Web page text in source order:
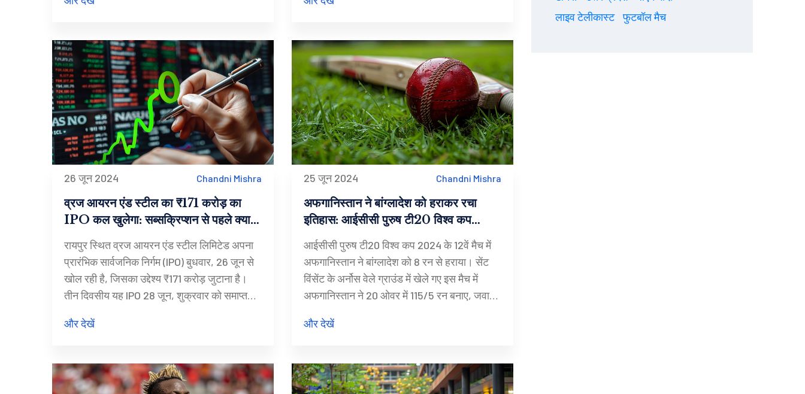
प्रतिक्रिया देकर उनका मजाक उड़ाया। भारत के
टीम को 171/7 तक पहुंचाया। भारत के स्पिनरों अक्षर
पटेल और कुलदीप यादव ने इंग्लैंड की टीम को 103 रनों
पर समेट दिया।
नहीं हुई है। बोनस शेयर बिना किसी अतिरिक्त लागत
26 जून 2024 Chandni Mishra
व्रज आयरन एंड स्टील का ₹171 करोड़ का
IPO कल खुलेगा: सब्सक्रिप्शन से पहले क्या
संकेत दे रहा है GMP
रायपुर स्थित व्रज आयरन एंड स्टील लिमिटेड अपना
प्रारंभिक सार्वजनिक निर्गम (IPO) बुधवार, 26 जून से
खोल रही है, जिसका उद्देश्य ₹171 करोड़ जुटाना है।
तीन दिवसीय यह IPO 28 जून, शुक्रवार को समाप्त
53 रुपये की प्रीमियम दर पर शेयर कारोबार कर रहे
है, जिसमें FY23 में 88% की वृद्धि देखी गई है।
और देखें
25 जून 2024 Chandni Mishra
अफगानिस्तान ने बांग्लादेश को हराकर रचा
इतिहास: आईसीसी पुरुष टी20 विश्व कप
2024 में 8 रन से शानदार जीत
आईसीसी पुरुष टी20 विश्व कप 2024 के 12वें मैच में
अफगानिस्तान ने बांग्लादेश को 8 रन से हराया। सेंट
विंसेंट के अर्नोस वेले ग्राउंड में खेले गए इस मैच में
अफगानिस्तान ने 20 ओवर में 115/5 रन बनाए, जवाब
गई। अफगान गेंदबाजों ने बेहतरीन प्रदर्शन किया,
उल-हक ने 26 रन देकर 4 विकेट लिए।
और देखें
लाइव टेलीकास्ट
फुटबॉल मैच